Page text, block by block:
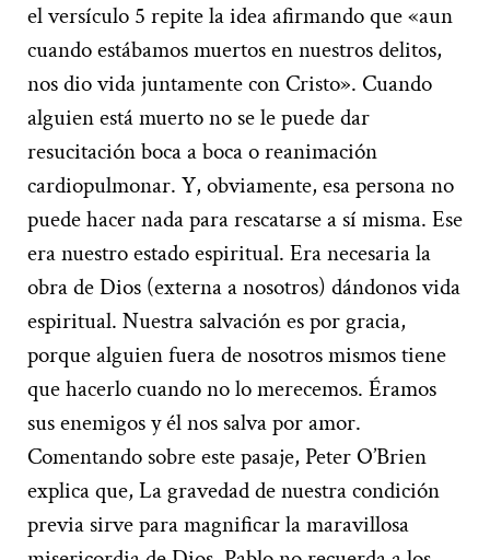
el versículo 5 repite la idea afirmando que «aun
cuando estábamos muertos en nuestros delitos,
nos dio vida juntamente con Cristo». Cuando
alguien está muerto no se le puede dar
resucitación boca a boca o reanimación
cardiopulmonar. Y, obviamente, esa persona no
puede hacer nada para rescatarse a sí misma. Ese
era nuestro estado espiritual. Era necesaria la
obra de Dios (externa a nosotros) dándonos vida
espiritual. Nuestra salvación es por gracia,
porque alguien fuera de nosotros mismos tiene
que hacerlo cuando no lo merecemos. Éramos
sus enemigos y él nos salva por amor.
Comentando sobre este pasaje, Peter O’Brien
explica que, La gravedad de nuestra condición
previa sirve para magnificar la maravillosa